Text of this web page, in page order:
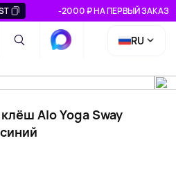
-2000 ₽ НА ПЕРВЫЙ ЗАКАЗ
RU
Alo Yoga Sway